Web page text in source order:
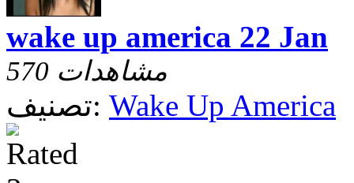
wake up america 22 Jan
570 مشاهدات
تصنيف: Wake Up America